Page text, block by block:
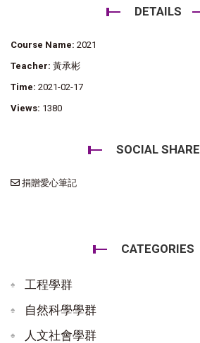
DETAILS
Course Name: 2021
Teacher: 黃承彬
Time: 2021-02-17
Views: 1380
SOCIAL SHARE
捐贈愛心筆記
CATEGORIES
工程學群
自然科學學群
人文社會學群